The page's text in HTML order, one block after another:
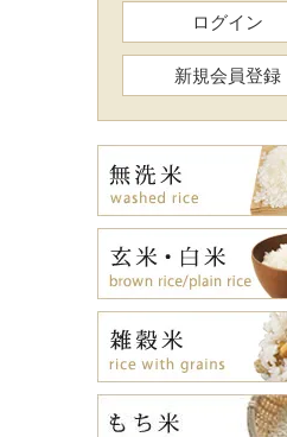
ログイン
新規会員登録